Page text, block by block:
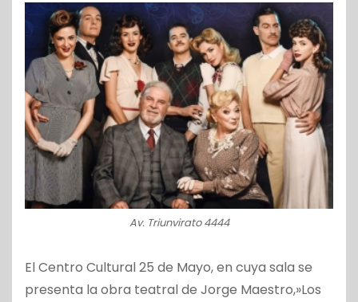
Av. Triunvirato 4444
El Centro Cultural 25 de Mayo, en cuya sala se
presenta la obra teatral de Jorge Maestro,»Los